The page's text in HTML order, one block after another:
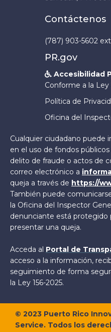
Contáctenos
(787) 903-5602
PR.gov
 Accesibilidad
Conforme a la
Política de
Oficina del
Cualquier ciudadano puede
en el uso de fondos
delito de fraude o actos de
correo electrónico a
queja a través de https://
También puede
la Oficina del Inspector
denunciante está protegido
presentar una queja.
Acceda al Portal de
acceso a la información,
seguimiento de forma
la Ley 156-2025.
© 2023 Puerto Rico
Service. Todos los